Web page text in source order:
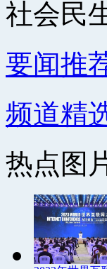
社会民
要闻推
频道精
热点图